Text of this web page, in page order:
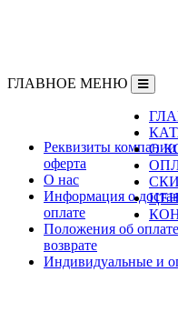
ГЛАВНОЕ МЕНЮ
О
Реквизиты
оферта
О нас
Информация о
оплате
Положения об
возврате
Индивидуальные и